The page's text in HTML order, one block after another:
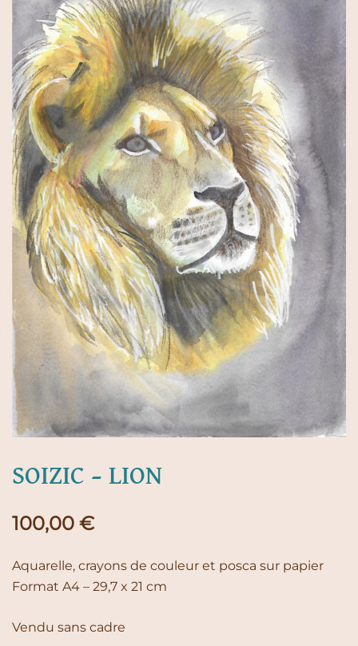
SOIZIC – LION
100,00 €
Aquarelle, crayons de couleur et posca sur papier
Format A4 – 29,7 x 21 cm
Vendu sans cadre